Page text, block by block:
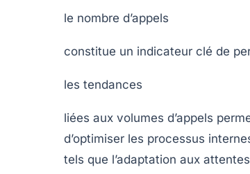
le nombre d’appels
constitue un indicateur clé de
les tendances
liées aux volumes d’appels
d’optimiser les processus
tels que l’adaptation aux